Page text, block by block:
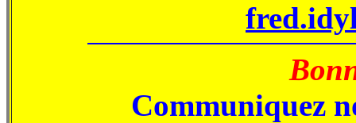
Communiquez